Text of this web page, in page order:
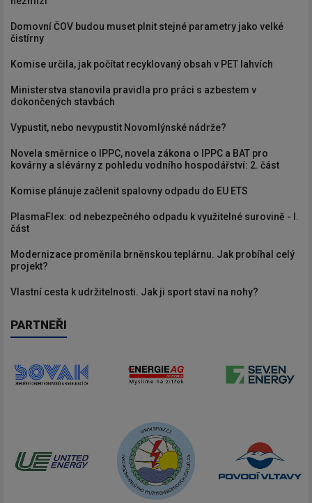
Domovní ČOV budou muset plnit stejné parametry jako velké
čistírny
Komise určila, jak počítat recyklovaný obsah v PET lahvích
Ministerstva stanovila pravidla pro práci s azbestem v
dokončených stavbách
Vypustit, nebo nevypustit Novomlýnské nádrže?
Novela směrnice o IPPC, novela zákona o IPPC a BAT pro
kovárny a slévárny z pohledu vodního hospodářství: 2. část
Komise plánuje začlenit spalovny odpadu do EU ETS
PlasmaFlex: od nebezpečného odpadu k využitelné surovině - I.
část
Modernizace proměnila brněnskou teplárnu. Jak probíhal celý
projekt?
Vlastní cesta k udržitelnosti. Jak ji sport staví na nohy?
PARTNEŘI